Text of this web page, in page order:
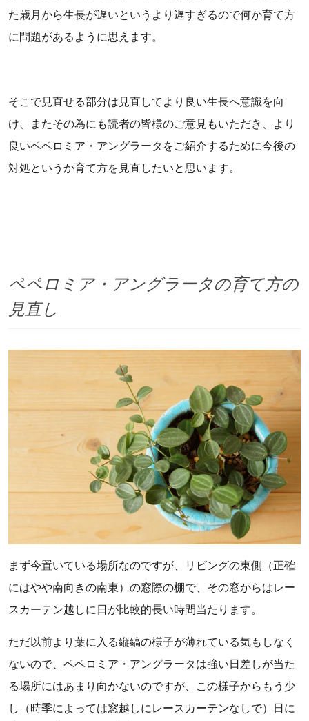
た歳月から生長が遅いというより遅すぎるので何か育て方
に問題があるように思えます。
そこで見直せる部分は見直してより良い生長へ意識を向
け、またその為にも読者の皆様のご意見もいただき、より
良いペペロミア・アングラータをご紹介するために今後の
対処というか育て方を見直したいと思います。
ペペロミア・アングラータの育て方の
見直し
まず今置いている場所なのですが、リビングの東側（正確
にはやや南向きの南東）の窓際の棚で、その窓からはレー
スカーテン越しに日が比較的長い時間当たります。
ただ以前より葉に入る縦縞の様子が薄れている気もしなく
ないので、ペペロミア・アングラータは強い日差しが当た
る場所にはあまり向かないのですが、この様子からもう少
し（時季によっては窓越しにレースカーテンなしで）日に